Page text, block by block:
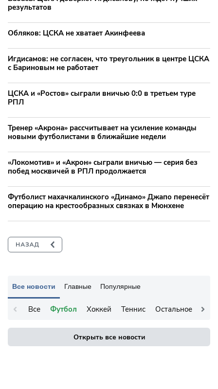
Все новости Главные Популярные
Все Футбол Хоккей Теннис Остальное
Открыть все новости
результатов
Обляков: ЦСКА не хватает Акинфеева
Игдисамов: не согласен, что треугольник в центре ЦСКА
с Бариновым не работает
ЦСКА и «Ростов» сыграли вничью 0:0 в третьем туре
РПЛ
Тренер «Акрона» рассчитывает на усиление команды
новыми футболистами в ближайшие недели
«Локомотив» и «Акрон» сыграли вничью — серия без
побед москвичей в РПЛ продолжается
Футболист махачкалинского «Динамо» Джапо перенесёт
операцию на крестообразных связках в Мюнхене